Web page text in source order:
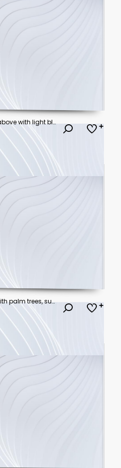
abstract sand beach from above with light blue transparent water wave and sun lights, summer vacation background concept banner with copy space, natural beauty spa outdoors
Summertime background with palm trees, summer sun and white brush strokes for your season graphic design. Hot Sunny Days. Vector illustration.